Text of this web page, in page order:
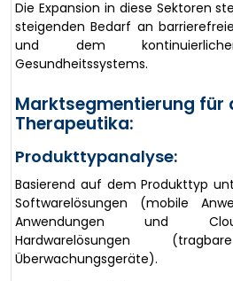
Die Expansion in diese Sektoren
steigenden Bedarf an
und dem
Gesundheitssystems.
Marktsegmentierung für
Therapeutika:
Produkttypanalyse:
Basierend auf dem Produkttyp
Softwarelösungen (mobile
Anwendungen und
Hardwarelösungen
Überwachungsgeräte).